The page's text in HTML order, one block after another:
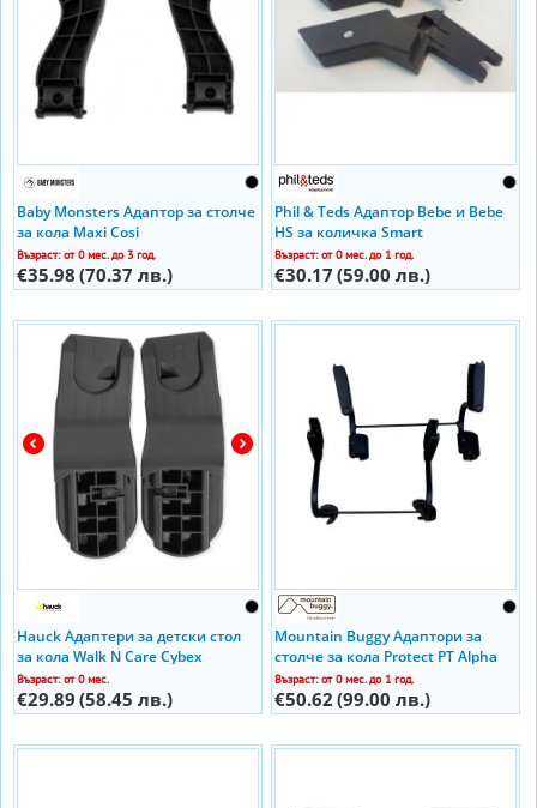
Baby Monsters Адаптор за столче
за кола Maxi Cosi
Възраст: от 0 мес. до 3 год.
€35.98 (70.37 лв.)
Phil & Teds Адаптор Bebe и Bebe
HS за количка Smart
Възраст: от 0 мес. до 1 год.
€30.17 (59.00 лв.)
Hauck Адаптери за детски стол
за кола Walk N Care Cybex
Възраст: от 0 мес.
€29.89 (58.45 лв.)
Mountain Buggy Адаптори за
столче за кола Protect PT Alpha
Maxi Cosi Cybex към количка MB
Duet
Възраст: от 0 мес. до 1 год.
€50.62 (99.00 лв.)